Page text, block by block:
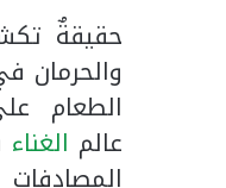
حقيقةٌ
والحرمان
الطعام
عالم الغناء